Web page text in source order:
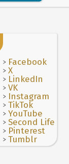
> Facebook
>X
> LinkedIn
>VK
> Instagram
>TikTok
>YouTube
>Second Life
> Pinterest
>Tumblr